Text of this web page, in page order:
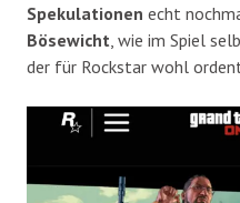
Spekulationen echt
Bösewicht , wie im Spiel
der für Rockstar wohl